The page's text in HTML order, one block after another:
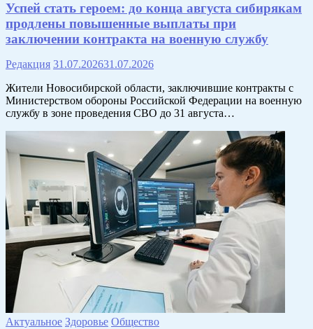
Успей стать героем: до конца августа сибирякам
продлены повышенные выплаты при
заключении контракта на военную службу
Редакция 31.07.202631.07.2026
Жители Новосибирской области, заключившие контракты с
Министерством обороны Российской Федерации на военную
службу в зоне проведения СВО до 31 августа…
Актуальное Здоровье Общество